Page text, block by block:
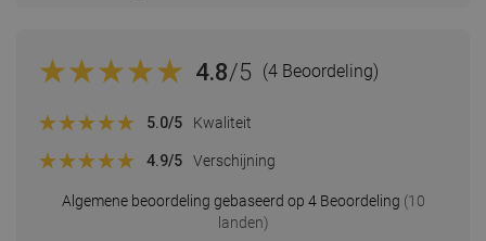
4.8/5 (4 Beoordeling)
Algemene beoordeling gebaseerd op 4 Beoordeling (10
landen)
5.0/5 Kwaliteit
4.9/5 Verschijning